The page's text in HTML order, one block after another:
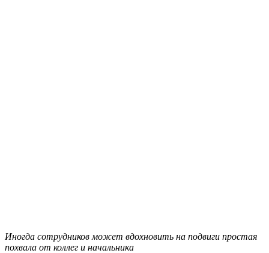
Иногда сотрудников может вдохновить на подвиги простая
похвала от коллег и начальника